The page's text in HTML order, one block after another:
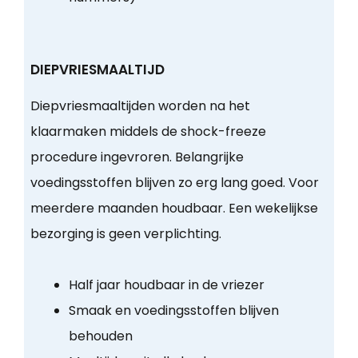
DIEPVRIESMAALTIJD
Diepvriesmaaltijden worden na het
klaarmaken middels de shock-freeze
procedure ingevroren. Belangrijke
voedingsstoffen blijven zo erg lang goed. Voor
meerdere maanden houdbaar. Een wekelijkse
bezorging is geen verplichting.
Half jaar houdbaar in de vriezer
Smaak en voedingsstoffen blijven
behouden